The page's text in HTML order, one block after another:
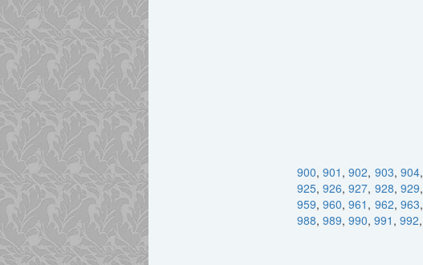
900, 901 ,902, 903,904,
925, 926,927, 928,929,
959, 960,961 , 962,963,
988, 989, 990, 991 , 992,